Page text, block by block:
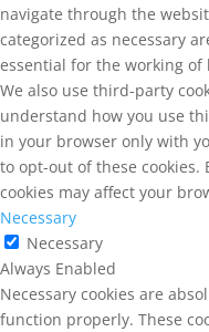
navigate through the
categorized as necessary
essential for the working
We also use third-party
understand how you use
in your browser only with
to opt-out of these cookies.
cookies may affect your
Necessary
Necessary
Always Enabled
Necessary cookies are
function properly. These